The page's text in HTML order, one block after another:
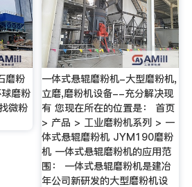
磨粉
磨粉
微粉
一体式悬辊磨粉机-大型磨粉机,
立磨,磨粉机设备--充分解决现
有 您现在所在的位置是： 首页
> 产品 > 工业磨粉机系列 > 一
体式悬辊磨粉机 JYM190磨粉
机 一体式悬辊磨粉机的应用范
围： 一体式悬辊磨粉机是建冶
年公司新研发的大型磨粉机设